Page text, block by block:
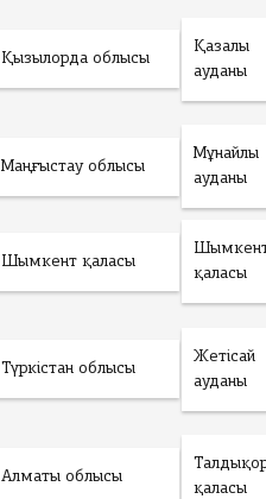
Қызылорда облысы
Қазалы
ауданы
Маңғыстау облысы
Мұнайлы
ауданы
Шымкент қаласы
қаласы
Түркістан облысы
Жетісай
ауданы
Алматы облысы
қаласы